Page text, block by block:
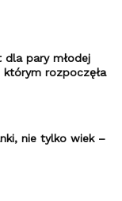
dla pary młodej
rozpoczęła
nie tylko wiek –